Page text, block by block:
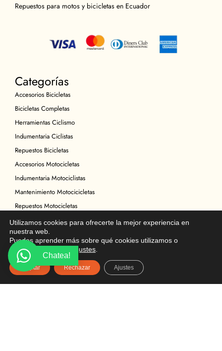
Repuestos para motos y bicicletas en Ecuador
Categorías
Accesorios Bicicletas
Bicicletas Completas
Herramientas Ciclismo
Indumentaria Ciclistas
Repuestos Bicicletas
Accesorios Motocicletas
Indumentaria Motociclistas
Mantenimiento Motocicicletas
Repuestos Motocicletas
Legal
Política de Privacidad
Términos y condiciones
Política de Cookies
Política de Devoluciones
Utilizamos cookies para ofrecerte la mejor experiencia en
nuestra web.
Puedes aprender más sobre qué cookies utilizamos o
desactivarlas en los
ajustes
Aceptar Rechazar Ajustes
Chatea!